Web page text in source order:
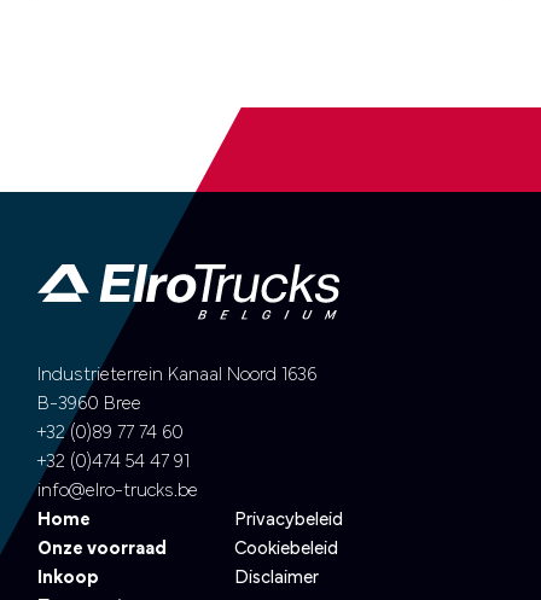
Industrieterrein Kanaal Noord 1636
B-3960 Bree
+32 (0)89 77 74 60
+32 (0)474 54 47 91
info@elro-trucks.be
Home
Onze voorraad
Inkoop
Privacybeleid
Cookiebeleid
Disclaimer